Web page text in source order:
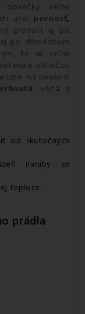
veľmi
ako pevnosť,
produkt aj po
po dlhodobom
že sú veľmi
obliečok
má pevnosť
, ušitá a
od skutočných
naruby so
teplote.
prádla